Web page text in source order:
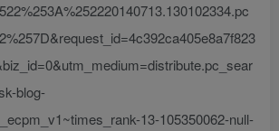
blog-
13-105350062-null-